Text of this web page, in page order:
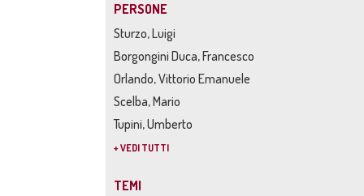
PERSONE
Sturzo, Luigi
Borgongini Duca, Francesco
Orlando, Vittorio Emanuele
Scelba, Mario
Tupini, Umberto
+ VEDI TUTTI
TEMI